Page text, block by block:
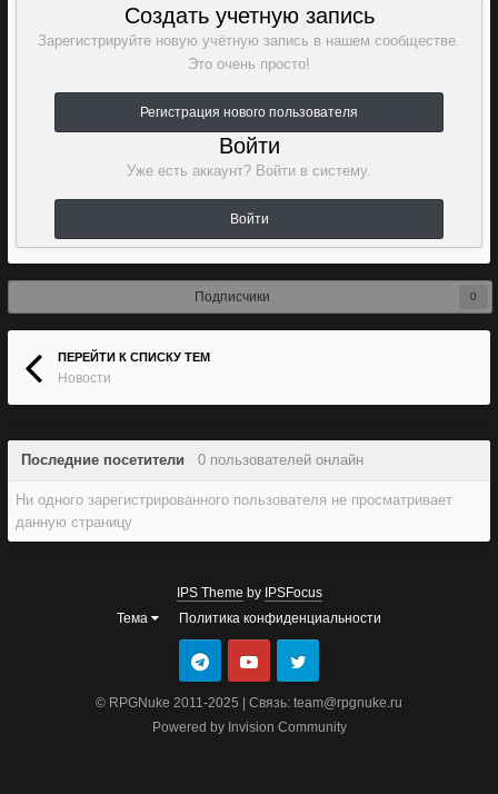
Создать учетную запись
Зарегистрируйте новую учётную запись в нашем сообществе.
Это очень просто!
Регистрация нового пользователя
Войти
Уже есть аккаунт? Войти в систему.
Войти
Подписчики 0
ПЕРЕЙТИ К СПИСКУ ТЕМ
Новости
Последние посетители 0 пользователей онлайн
Ни одного зарегистрированного пользователя не просматривает
данную страницу
IPS Theme by IPSFocus
Тема
Политика конфиденциальности
© RPGNuke 2011-2025 | Связь: team@rpgnuke.ru
Powered by Invision Community